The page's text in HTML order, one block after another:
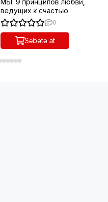
ведущих к счастью
0
Səbətə at